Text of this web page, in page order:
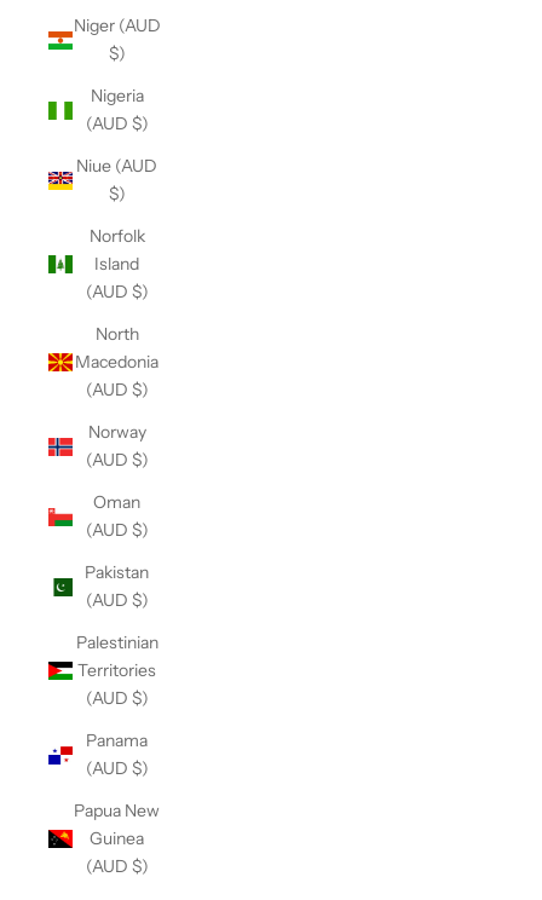
Niger (AUD
$)
Nigeria
(AUD $)
Niue (AUD
$)
Norfolk
Island
(AUD $)
North
Macedonia
(AUD $)
Norway
(AUD $)
Oman
(AUD $)
Pakistan
(AUD $)
Palestinian
Territories
(AUD $)
Panama
(AUD $)
Papua New
Guinea
(AUD $)